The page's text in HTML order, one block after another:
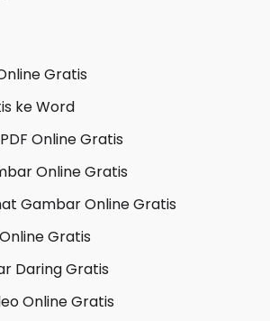
Gratis
ke Word
Online Gratis
Online Gratis
Gambar Online Gratis
Gratis
Daring Gratis
Online Gratis